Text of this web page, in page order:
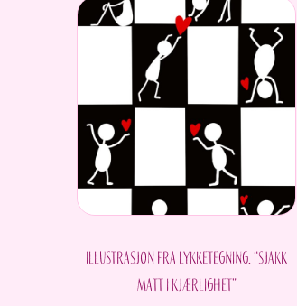
har
flere
varianter.
Alternativene
kan
velges
på
produktsiden
Illustrasjon fra Lykketegning. “Sjakk
matt i kjærlighet”